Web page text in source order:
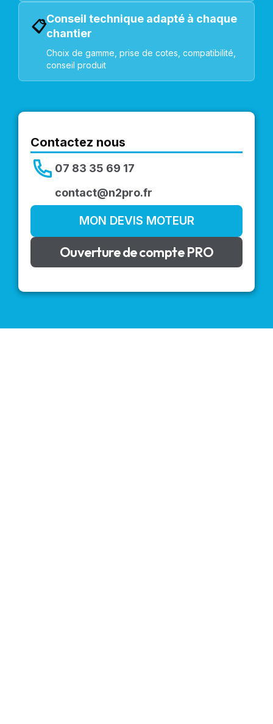
📋Conseil technique adapté à chaque
chantier
Choix de gamme, prise de cotes, compatibilité,
conseil produit
Contactez nous
07 83 35 69 17
contact@n2pro.fr
MON DEVIS MOTEUR
Ouverture de compte PRO